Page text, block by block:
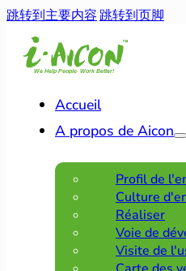
跳转到主要内容跳转到页脚
Accueil
A propos de Aicon
Profil de
Culture
Réaliser
Voie de
Visite de